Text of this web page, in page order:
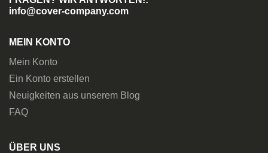
info@cover-company.com
MEIN KONTO
Mein Konto
Ein Konto erstellen
Neuigkeiten aus unserem Blog
FAQ
ÜBER UNS